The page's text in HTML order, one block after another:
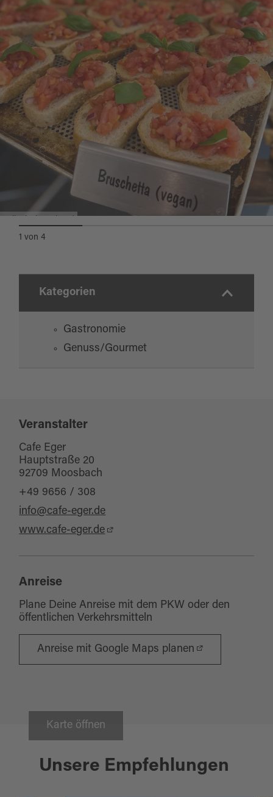
1 von4
Kategorien
Gastronomie
Genuss/Gourmet
Veranstalter
Cafe Eger
Hauptstraße 20
92709 Moosbach
+49 9656 / 308
info@cafe-eger.de
www.cafe-eger.de
Anreise
Plane Deine Anreise mit dem PKW oder den
öffentlichen Verkehrsmitteln
Anreise mit Google Maps planen
Karte öffnen
Unsere Empfehlungen